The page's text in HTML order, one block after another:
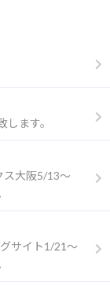
ます。
ス大阪5/13～
サイト1/21～